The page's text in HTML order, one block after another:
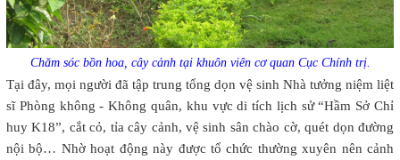
Chăm sóc bồn hoa, cây cảnh tại khuôn viên cơ quan Cục Chính trị.
Tại đây, mọi người đã tập trung tổng dọn vệ sinh Nhà tưởng niệm liệt
sĩ Phòng không - Không quân, khu vực di tích lịch sử “Hầm Sở Chỉ
huy K18”, cắt cỏ, tỉa cây cảnh, vệ sinh sân chào cờ, quét dọn đường
nội bộ… Nhờ hoạt động này được tổ chức thường xuyên nên cảnh